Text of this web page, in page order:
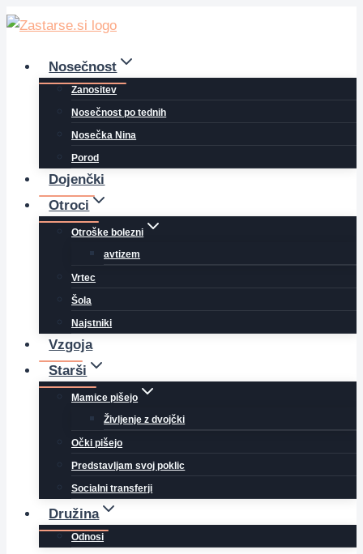
Skip
contentNosečnost
Zanositev
Nosečnost po tednih
Nosečka Nina
Porod
Dojenčki
Otroci
Otroške bolezni
avtizem
Vrtec
Šola
Najstniki
Vzgoja
Starši
Mamice pišejo
Življenje z dvojčki
Očki pišejo
Predstavljam svoj poklic
Socialni transferji
Družina
Odnosi